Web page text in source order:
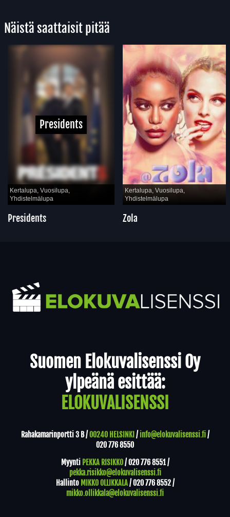
Näistä saattaisit pitää
Presidents
Kertalupa, Vuosilupa,
Yhdistelmälupa
Presidents
Kertalupa, Vuosilupa,
Yhdistelmälupa
Zola
Suomen Elokuvalisenssi Oy
ylpeänä esittää:
ELOKUVALISENSSI
Rahakamarinportti 3 B /00240 HELSINKI / info@elokuvalisenssi.fi/
020 776 8550
Myynti PEKKA RISIKKO/020 776 8551/
pekka.risikko@elokuvalisenssi.fi
Hallinto MIKKO OLLIKKALA/020 776 8552/
mikko.ollikkala@elokuvalisenssi.fi